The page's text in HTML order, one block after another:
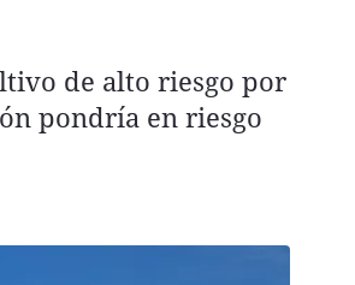
de alto riesgo por
pondría en riesgo